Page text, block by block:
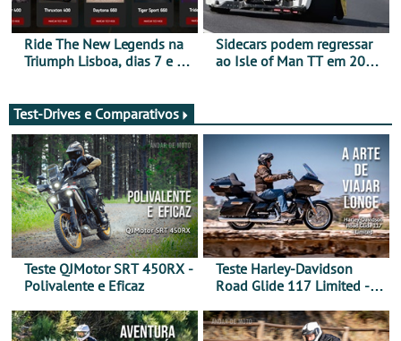
Ride The New Legends na
Triumph Lisboa, dias 7 e 8
Sidecars podem regressar
ao Isle of Man TT em 2027
Test-Drives e Comparativos
Teste QJMotor SRT 450RX -
Polivalente e Eficaz
Teste Harley-Davidson
Road Glide 117 Limited - A